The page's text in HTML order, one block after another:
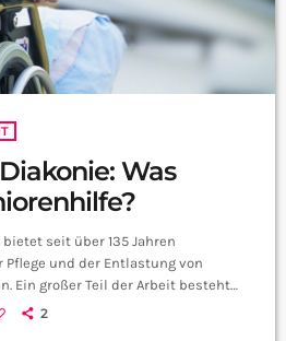
Was
seit über 135 Jahren
und der Entlastung von
Ein großer Teil der Arbeit besteht
ob medizinisch, pflegerisch
2